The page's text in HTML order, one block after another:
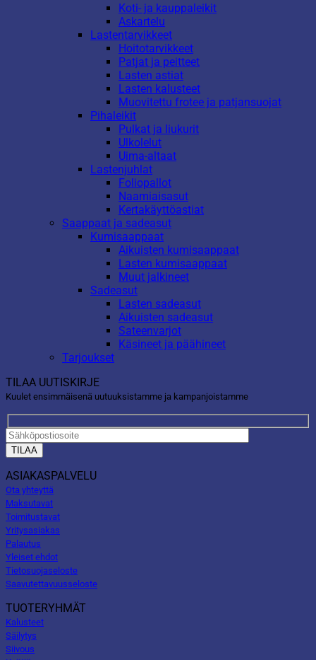
Koti- ja kauppaleikit
Askartelu
Lastentarvikkeet
Hoitotarvikkeet
Patjat ja peitteet
Lasten astiat
Lasten kalusteet
Muovitettu frotee ja patjansuojat
Pihaleikit
Pulkat ja liukurit
Ulkolelut
Uima-altaat
Lastenjuhlat
Foliopallot
Naamiaisasut
Kertakäyttöastiat
Saappaat ja sadeasut
Kumisaappaat
Aikuisten kumisaappaat
Lasten kumisaappaat
Muut jalkineet
Sadeasut
Lasten sadeasut
Aikuisten sadeasut
Sateenvarjot
Käsineet ja päähineet
Tarjoukset
TILAA UUTISKIRJE
Kuulet ensimmäisenä uutuuksistamme ja kampanjoistamme
ASIAKASPALVELU
Ota yhteyttä
Maksutavat
Toimitustavat
Yritysasiakas
Palautus
Yleiset ehdot
Tietosuojaseloste
Saavutettavuusseloste
TUOTERYHMÄT
Kalusteet
Säilytys
Siivous